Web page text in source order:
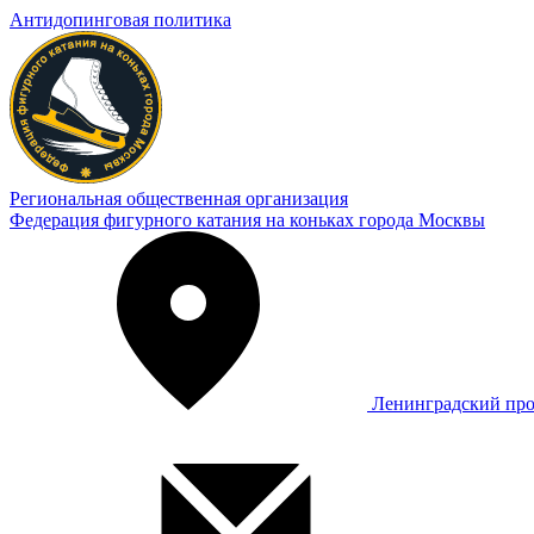
Антидопинговая политика
Региональная общественная организация
Федерация фигурного катания на коньках города Москвы
Ленинградский